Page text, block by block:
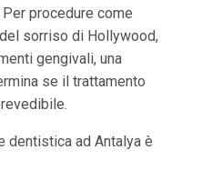
procedure come
sorriso di Hollywood,
gengivali, una
se il trattamento
dentistica ad Antalya è